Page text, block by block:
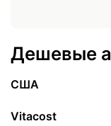
Дешевые
США
Vitacost